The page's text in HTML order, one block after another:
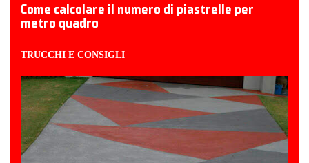
Come calcolare il numero di piastrelle per
metro quadro
TRUCCHI E CONSIGLI